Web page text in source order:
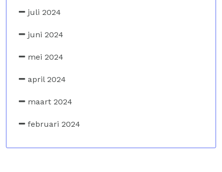
juli 2024
juni 2024
mei 2024
april 2024
maart 2024
februari 2024